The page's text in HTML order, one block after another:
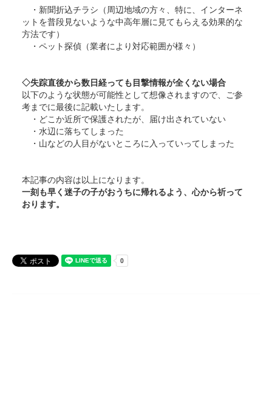
・新聞折込チラシ（周辺地域の方々、特に、インターネ
ットを普段見ないような中高年層に見てもらえる効果的な
方法です）
・ペット探偵（業者により対応範囲が様々）
◇失踪直後から数日経っても目撃情報が全くない場合
以下のような状態が可能性として想像されますので、ご参
考までに最後に記載いたします。
・どこか近所で保護されたが、届け出されていない
・水辺に落ちてしまった
・山などの人目がないところに入っていってしまった
本記事の内容は以上になります。
一刻も早く迷子の子がおうちに帰れるよう、心から祈って
おります。